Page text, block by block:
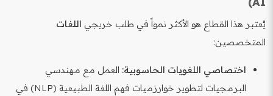
يُعتبر هذا القطاع هو الأكثر نمواً في طلب خريجي اللغات
المتخصصين:
اختصاصي اللغويات الحاسوبية: العمل مع مهندسي
البرمجيات لتطوير خوارزميات فهم اللغة الطبيعية (NLP) في